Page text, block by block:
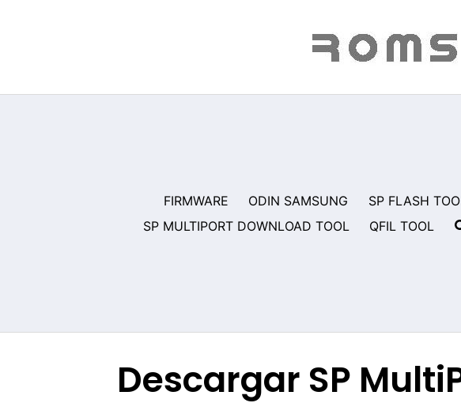
FIRMWARE ODIN SAMSUNG
SP FLASH
SP MULTIPORT DOWNLOAD TOOL
QFIL TOOL
Descargar SP